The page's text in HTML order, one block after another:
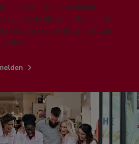
wenn wir neue Stellen
registrieren Sie sich schnell und
Job Abo und erhalten Sie alle
Mail.